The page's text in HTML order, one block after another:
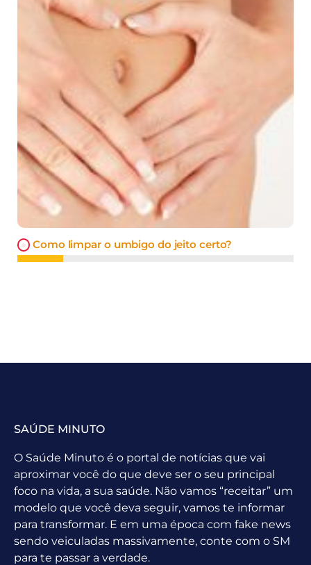
Como limpar o umbigo do jeito certo?
SAÚDE MINUTO
O Saúde Minuto é o portal de notícias que vai
aproximar você do que deve ser o seu principal
foco na vida, a sua saúde. Não vamos “receitar” um
modelo que você deva seguir, vamos te informar
para transformar. E em uma época com fake news
sendo veiculadas massivamente, conte com o SM
para te passar a verdade.